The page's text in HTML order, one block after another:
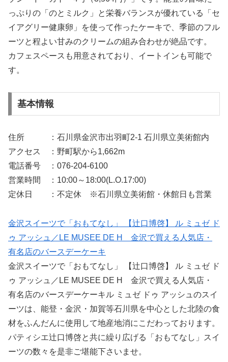
っぷりの「のとミルク」と栄養バランスが優れている「セ
イアグリー健康卵」を使って作ったケーキで、季節のフル
ーツと程よい甘みのクリームの組み合わせが絶品です。
カフェスペースも用意されており、イートインも可能で
す。
基本情報
住所 ：石川県金沢市出羽町2-1 石川県立美術館内
アクセス ：野町駅から1,662m
電話番号 ：076-204-6100
営業時間 ：10:00～18:00(L.O.17:00)
定休日 ：不定休 ※石川県立美術館・休館日も営業
金沢スイーツで「おもてなし」 【辻口博啓】 ル ミュゼ ド
ゥ アッシュ／LE MUSEE DE H 金沢で買える人気店・
有名店のバースデーケーキ
金沢スイーツで「おもてなし」 【辻口博啓】 ル ミュゼ ド
ゥ アッシュ／LE MUSEE DE H 金沢で買える人気店・
有名店のバースデーケーキル ミュゼ ドゥ アッシュのスイ
ーツは、能登・金沢・加賀等石川県を中心とした北陸の食
材をふんだんに使用して地産地消にこだわっております。
パティシエ辻口博啓と共に繰り広げる「おもてなし」スイ
ーツの数々を是非ご堪能下さいませ。